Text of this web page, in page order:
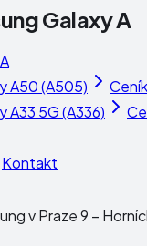
Galaxy A
A50 (A505)
A33 5G (A336)
Kontakt
v Praze 9 –